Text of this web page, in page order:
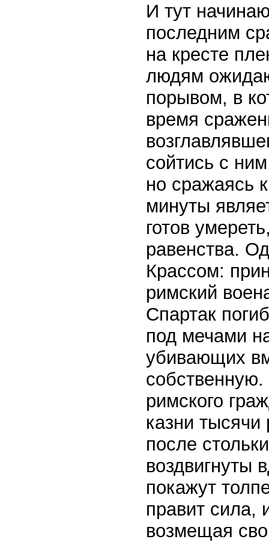
И тут
последним
на кресте
людям
порывом, в
время
сойтись с
но сражаясь
минуты
готов
равенства.
Крассом:
римский
Спартак
под мечами
убивающих
собственную.
римского
казни
после
воздвигнуты
покажут
правит сила,
возмещая